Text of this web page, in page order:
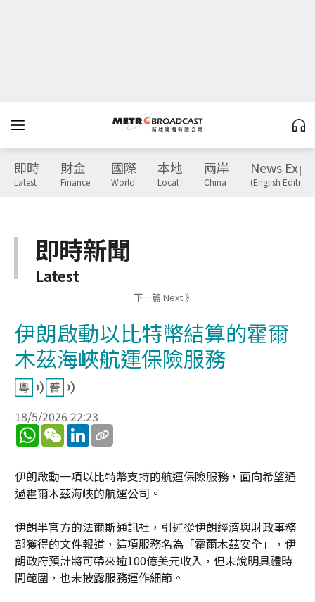
即時
Latest
財金
Finance
國際
World
本地
Local
兩岸
China
News
(English Edition)
即時新聞
Latest
下一篇 Next 》
伊朗啟動以比特幣結算的霍爾
木茲海峽航運保險服務
18/5/2026 22:23
WhatsApp
WeChatLinkedIn
伊朗啟動一項以比特幣支持的航運保險服務，面向希望通
過霍爾木茲海峽的航運公司。
伊朗半官方的法爾斯通訊社，引述從伊朗經濟與財政事務
部獲得的文件報道，這項服務名為「霍爾木茲安全」，伊
朗政府預計將可帶來逾100億美元收入，但未說明具體時
間範圍，也未披露服務運作細節。